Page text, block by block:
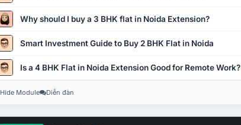
Why should I buy a 3 BHK flat in Noida Extension?
Smart Investment Guide to Buy 2 BHK Flat in Noida
Is a 4 BHK Flat in Noida Extension Good for Remote Work?
Hide Module Diễn đàn